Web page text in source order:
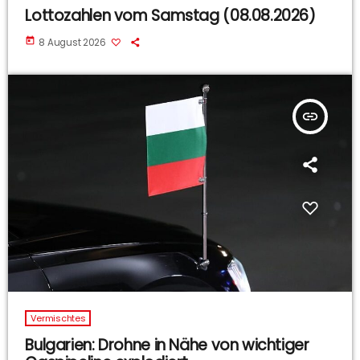
Lottozahlen vom Samstag (08.08.2026)
today 8 August 2026
insert_link
Vermischtes
Bulgarien: Drohne in Nähe von wichtiger